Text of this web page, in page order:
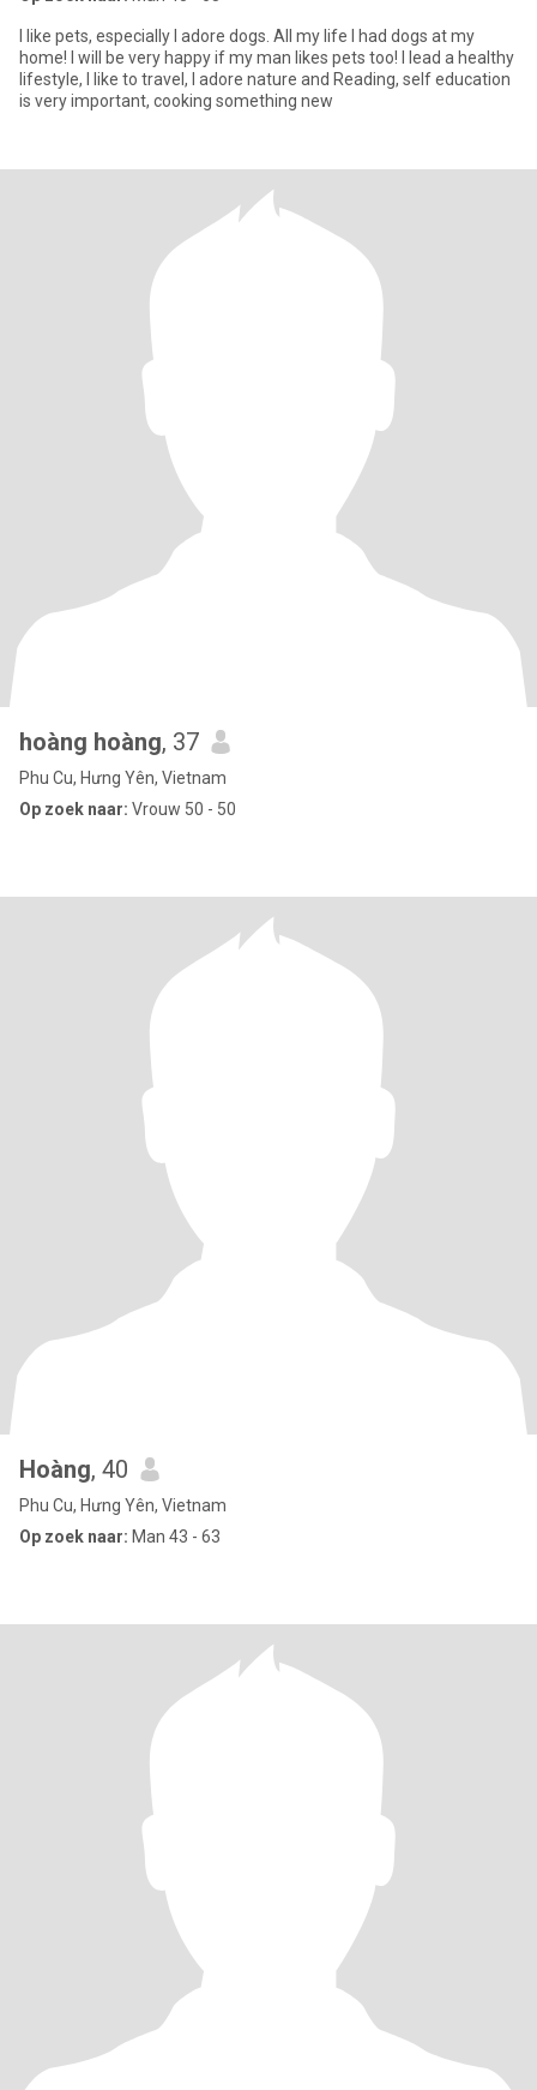
I like pets, especially I adore dogs. All my life I had dogs at my
home! I will be very happy if my man likes pets too! I lead a healthy
lifestyle, I like to travel, I adore nature and Reading, self education
is very important, cooking something new
hoàng hoàng, 37
Phu Cu, Hưng Yên, Vietnam
Op zoek naar: Vrouw 50 - 50
Hoàng, 40
Phu Cu, Hưng Yên, Vietnam
Op zoek naar: Man 43 - 63